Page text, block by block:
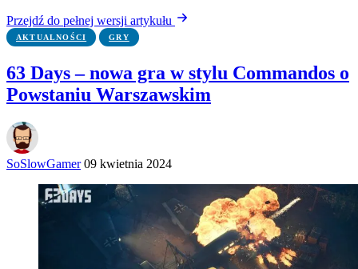
Przejdź do pełnej wersji artykułu
AKTUALNOŚCI GRY
63 Days – nowa gra w stylu Commandos o
Powstaniu Warszawskim
SoSlowGamer 09 kwietnia 2024